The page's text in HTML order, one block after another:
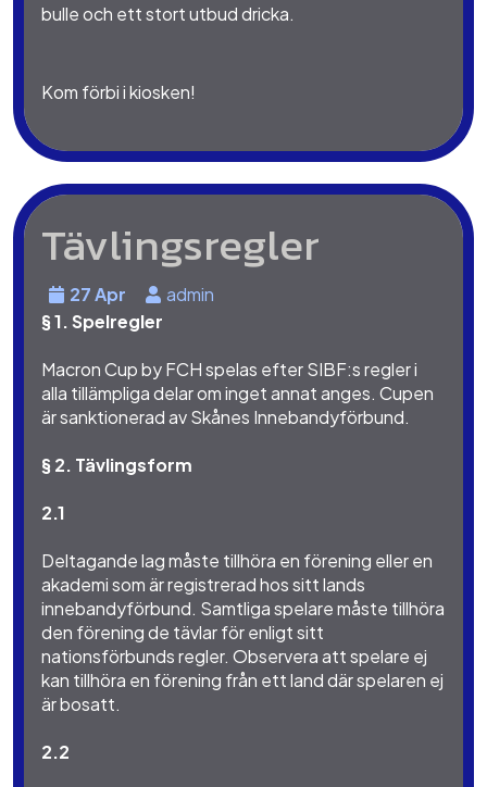
bulle och ett stort utbud dricka.
Kom förbi i kiosken!
Tävlingsregler
27 Apr
admin
§ 1. Spelregler
Macron Cup by FCH spelas efter SIBF:s regler i
alla tillämpliga delar om inget annat anges. Cupen
är sanktionerad av Skånes Innebandyförbund.
§ 2. Tävlingsform
2.1
Deltagande lag måste tillhöra en förening eller en
akademi som är registrerad hos sitt lands
innebandyförbund. Samtliga spelare måste tillhöra
den förening de tävlar för enligt sitt
nationsförbunds regler. Observera att spelare ej
kan tillhöra en förening från ett land där spelaren ej
är bosatt.
2.2